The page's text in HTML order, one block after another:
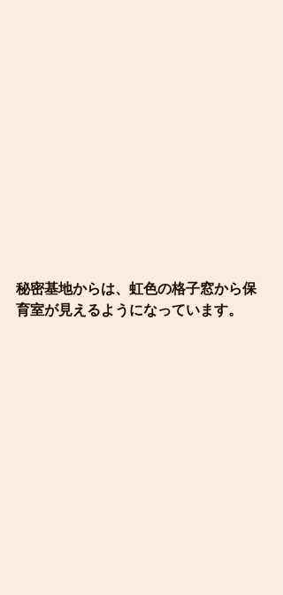
秘密基地からは、虹色の格子窓から保
育室が見えるようになっています。